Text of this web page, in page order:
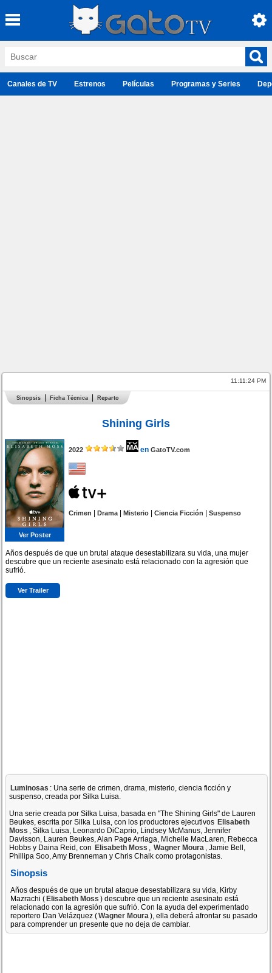
Canales de TV Estrenos Películas Programas y Series
11:11:24 PM
Sinopsis Ficha Técnica Reparto
Shining Girls
Ver Poster
2022 en GatoTV.com
Crimen |Drama|Misterio |Ciencia Ficción |Suspenso
Años después de que un brutal ataque desestabilizara su vida, una mujer
descubre que un reciente asesinato está relacionado con la agresión que
sufrió.
Ver Trailer
Luminosas : Una serie de crimen, drama, misterio, ciencia ficción y
suspenso, creada por Silka Luisa.
Una serie creada por Silka Luisa, basada en "The Shining Girls" de Lauren
Beukes, escrita por Silka Luisa, con los productores ejecutivos Elisabeth
Moss , Silka Luisa, Leonardo DiCaprio, Lindsey McManus, Jennifer
Davisson, Lauren Beukes, Alan Page Arriaga, Michelle MacLaren, Rebecca
Hobbs y Daina Reid, con Elisabeth Moss , Wagner Moura , Jamie Bell,
Phillipa Soo, Amy Brenneman y Chris Chalk como protagonistas.
Sinopsis
Años después de que un brutal ataque desestabilizara su vida, Kirby
Mazrachi (Elisabeth Moss ) descubre que un reciente asesinato está
relacionado con la agresión que sufrió. Con la ayuda del experimentado
reportero Dan Velázquez (Wagner Moura), ella deberá afrontar su pasado
para comprender un presente que no deja de cambiar.